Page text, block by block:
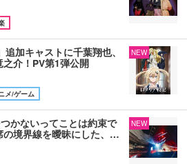
加キャストに千葉翔也、
介！PV第1弾公開
メ/ゲーム
NEW
かないってことは約束で
境界線を曖昧にした、…
NEW